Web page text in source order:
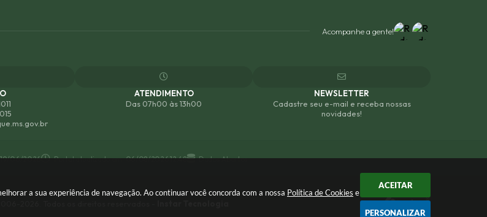
a sua experiência de navegação. Ao continuar você concorda com a nossa Política de Cookies e
ACEITAR
PERSONALIZAR
Acompanhe a gente!
ATENDIMENTO
Das 07h00 às 13h00
NEWSLETTER
Cadastre seu e-mail e receba nossas
novidades!
19/06/2026 Portal atualizado em:06/08/2026 12:48 Dados Abertos